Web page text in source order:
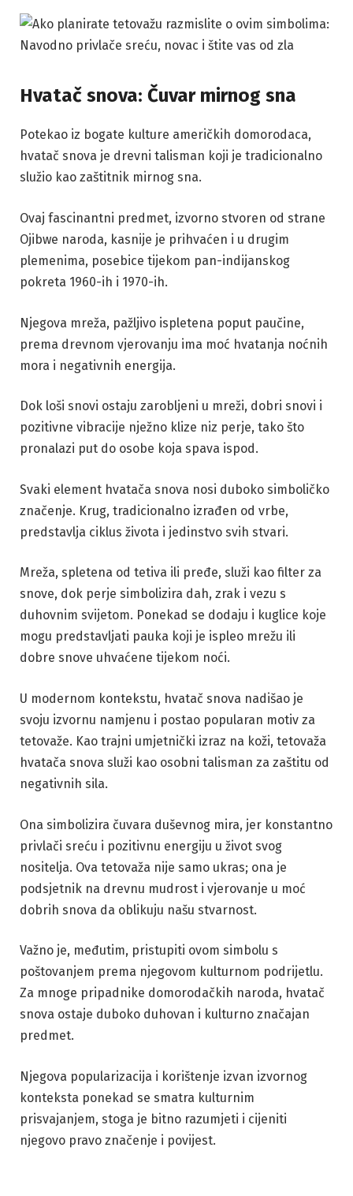
Hvatač snova: Čuvar mirnog sna
Potekao iz bogate kulture američkih domorodaca,
hvatač snova je drevni talisman koji je tradicionalno
služio kao zaštitnik mirnog sna.
Ovaj fascinantni predmet, izvorno stvoren od strane
Ojibwe naroda, kasnije je prihvaćen i u drugim
plemenima, posebice tijekom pan-indijanskog
pokreta 1960-ih i 1970-ih.
Njegova mreža, pažljivo ispletena poput paučine,
prema drevnom vjerovanju ima moć hvatanja noćnih
mora i negativnih energija.
Dok loši snovi ostaju zarobljeni u mreži, dobri snovi i
pozitivne vibracije nježno klize niz perje, tako što
pronalazi put do osobe koja spava ispod.
Svaki element hvatača snova nosi duboko simboličko
značenje. Krug, tradicionalno izrađen od vrbe,
predstavlja ciklus života i jedinstvo svih stvari.
Mreža, spletena od tetiva ili pređe, služi kao filter za
snove, dok perje simbolizira dah, zrak i vezu s
duhovnim svijetom. Ponekad se dodaju i kuglice koje
mogu predstavljati pauka koji je ispleo mrežu ili
dobre snove uhvaćene tijekom noći.
U modernom kontekstu, hvatač snova nadišao je
svoju izvornu namjenu i postao popularan motiv za
tetovaže. Kao trajni umjetnički izraz na koži, tetovaža
hvatača snova služi kao osobni talisman za zaštitu od
negativnih sila.
Ona simbolizira čuvara duševnog mira, jer konstantno
privlači sreću i pozitivnu energiju u život svog
nositelja. Ova tetovaža nije samo ukras; ona je
podsjetnik na drevnu mudrost i vjerovanje u moć
dobrih snova da oblikuju našu stvarnost.
Važno je, međutim, pristupiti ovom simbolu s
poštovanjem prema njegovom kulturnom podrijetlu.
Za mnoge pripadnike domorodačkih naroda, hvatač
snova ostaje duboko duhovan i kulturno značajan
predmet.
Njegova popularizacija i korištenje izvan izvornog
konteksta ponekad se smatra kulturnim
prisvajanjem, stoga je bitno razumjeti i cijeniti
njegovo pravo značenje i povijest.